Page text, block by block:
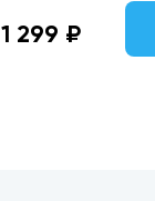
1 299 ₽